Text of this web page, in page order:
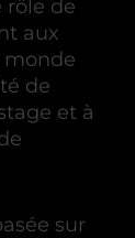
rôle de
aux
monde
de
et à
sur